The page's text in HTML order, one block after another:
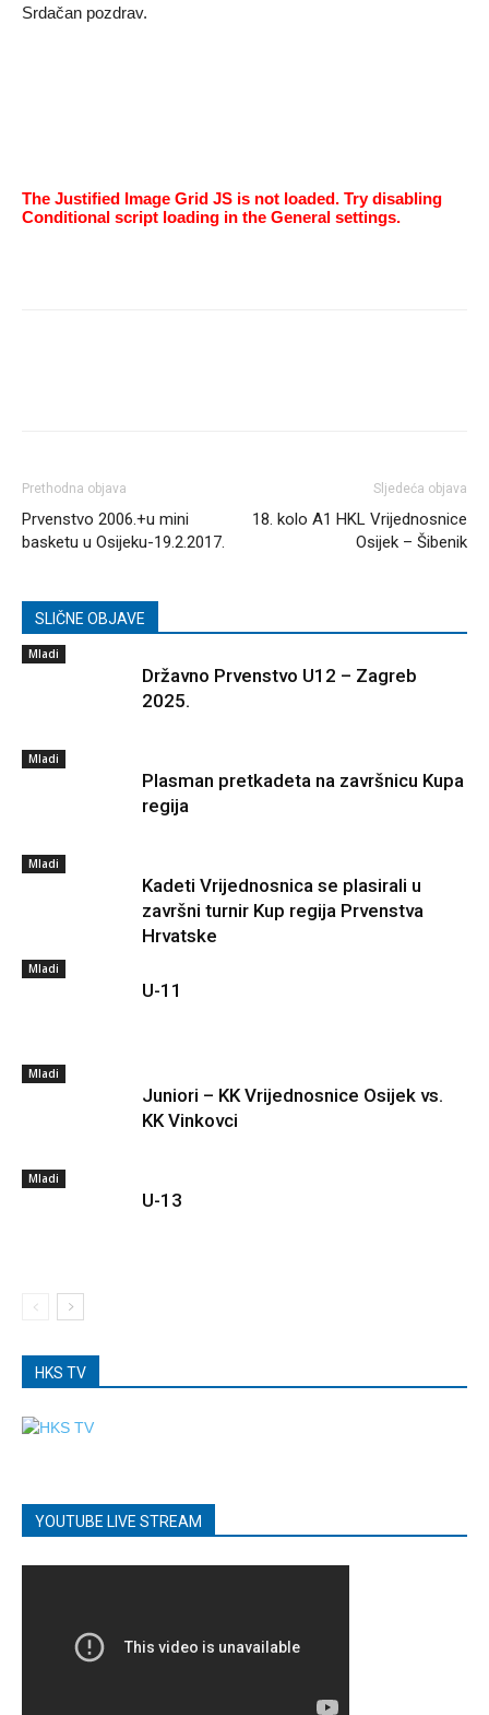
Srdačan pozdrav.
The Justified Image Grid JS is not loaded. Try disabling
Conditional script loading in the General settings.
Prethodna objava
Prvenstvo 2006.+u mini
basketu u Osijeku-19.2.2017.
Sljedeća objava
18. kolo A1 HKL Vrijednosnice
Osijek – Šibenik
SLIČNE OBJAVE
Mladi
Državno Prvenstvo U12 – Zagreb
2025.
Mladi
Plasman pretkadeta na završnicu Kupa
regija
Mladi
Kadeti Vrijednosnica se plasirali u
završni turnir Kup regija Prvenstva
Hrvatske
Mladi
U-11
Mladi
Juniori – KK Vrijednosnice Osijek vs.
KK Vinkovci
Mladi
U-13
HKS TV
YOUTUBE LIVE STREAM